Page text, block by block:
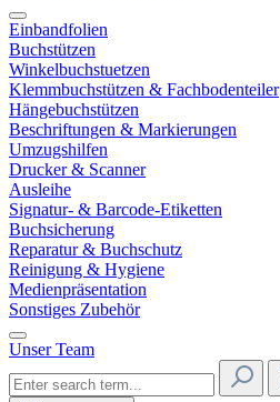
Einbandfolien
Buchstützen
Winkelbuchstuetzen
Klemmbuchstützen & Fachbodenteiler
Hängebuchstützen
Beschriftungen & Markierungen
Umzugshilfen
Drucker & Scanner
Ausleihe
Signatur- & Barcode-Etiketten
Buchsicherung
Reparatur & Buchschutz
Reinigung & Hygiene
Medienpräsentation
Sonstiges Zubehör
Unser Team